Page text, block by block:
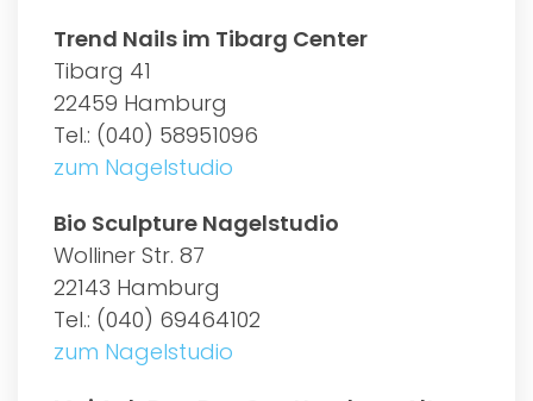
Trend Nails im Tibarg Center
Tibarg 41
22459 Hamburg
Tel.: (040) 58951096
zum Nagelstudio
Bio Sculpture Nagelstudio
Wolliner Str. 87
22143 Hamburg
Tel.: (040) 69464102
zum Nagelstudio